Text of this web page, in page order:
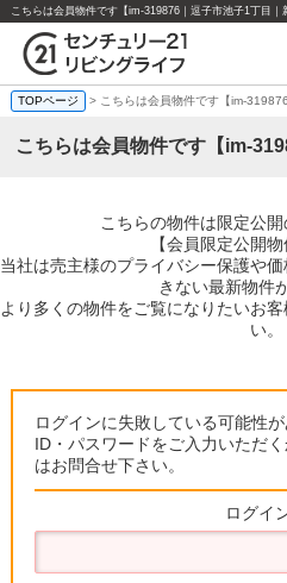
TOPページ > こちらは会員物件です【im-319876
こちらは会員物件です【im-
こちらの物件は限定公開
【会員限定公開物
当社は売主様のプライバシー保護や
きない最新物件
より多くの物件をご覧になりたいお
い。
ログインに失敗している可能性
ID・パスワードをご入力いただ
はお問合せ下さい。
ログイ